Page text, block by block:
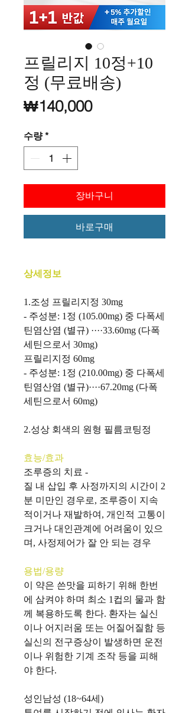
프릴리지 10정+10
정 (무료배송)
₩140,000가격
수량 *
장바구니
바로구매
상세정보
1.조성 프릴리지정 30mg
- 주성분: 1 정 (105.00mg) 중 다폭세
틴염산염 (별규) ····33.60mg (다폭
세틴으로서 30mg)
프릴리지정 60mg
- 주성분: 1 정 (210.00mg) 중 다폭세
틴염산염 (별규)····67.20mg (다폭
세틴으로서 60mg)
2.성상 회색의 원형 필름코팅정
효능/효과
조루증의 치료 -
질 내 삽입 후 사정까지의 시간이
2
분 미만인 경우로, 조루증이
지속
적이거나 재발하여 , 개인적 고통이
크거나 대인관계에 어려움이
있으
며 , 사정제어가 잘 안 되는 경우
용법/용량
이
약은 쓴맛을 피하기 위해 한번
에 삼켜야 하며 최소 1 컵의 물과 함
께 복용하도록 한다. 환자는 실신
이나 어지러움 또는 어질어질함 등
실신의 전구증상이 발생하면 운전
이나 위험한 기계 조작 등을 피해
야 한다.
성인남성 (18~64세 )